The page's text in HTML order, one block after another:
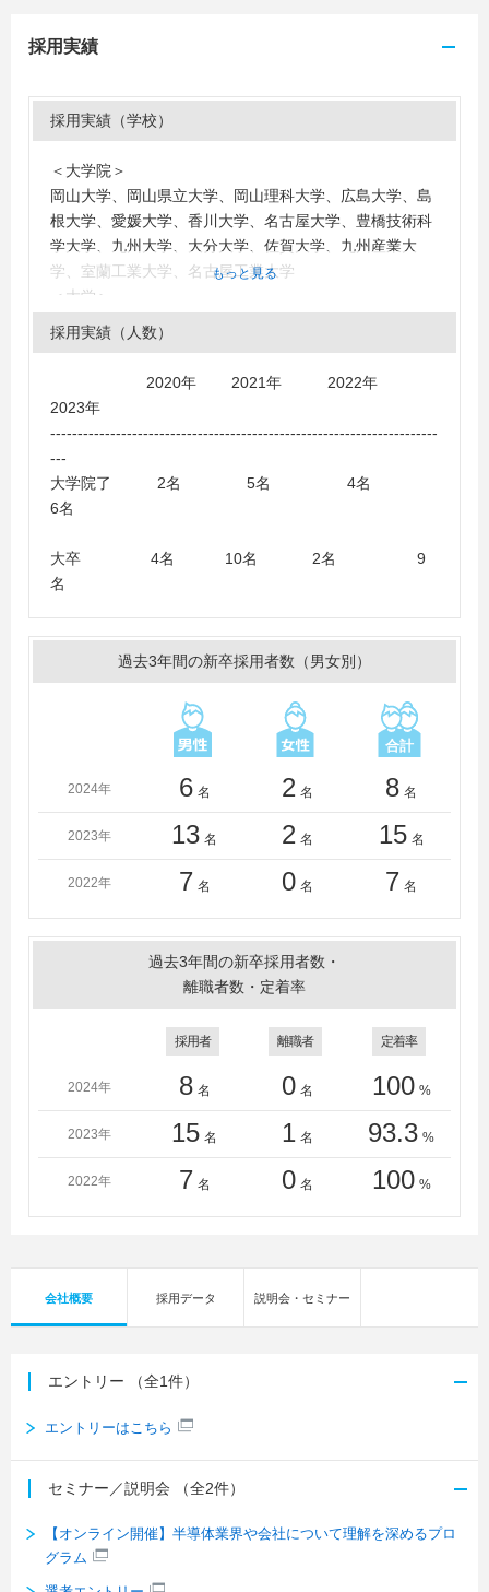
採用実績
採用実績（学校）
＜大学院＞
岡山大学、岡山県立大学、岡山理科大学、広島大学、島
根大学、愛媛大学、香川大学、名古屋大学、豊橋技術科
学大学、九州大学、大分大学、佐賀大学、九州産業大
学、室蘭工業大学、名古屋工業大学
＜大学＞
岡山大学、岡山県立大学、岡山理科大学、福山大学、広
島大学、広島工業大学、広島国際学院大学、山口大学、
畿大学、大阪工業大学、大阪電気通信大学、大阪産業大
業大学、熊本大学、関西大学、長岡技術科学大学、長崎
小野田市立山口東京理科大学、芝浦工業大学、下関市立
＜短大・高専・専門学校＞
津山工業高等専門学校、松江工業高等専門学校
そのほか過去採用実績校多数あり
もっと見る
採用実績（人数）
2020年 2021年 2022年
2023年
-----------------------------------------------------------------------
---
大学院了 2名 5名 4名
6名
大卒 4名 10名 2名 9
名
過去3年間の新卒採用者数（男女別）
2024年 6 名 2 名 8 名
2023年 13 名 2 名 15 名
2022年 7 名 0 名 7 名
過去3年間の新卒採用者数・
離職者数・定着率
採用者 離職者 定着率
2024年 8 名 0 名 100 %
2023年 15 名 1 名 93.3 %
2022年 7 名 0 名 100 %
会社概要 採用データ 説明会・セミナー
エントリー （全1件）
エントリーはこちら
セミナー／説明会 （全2件）
【オンライン開催】半導体業界や会社について理解を深めるプロ
グラム